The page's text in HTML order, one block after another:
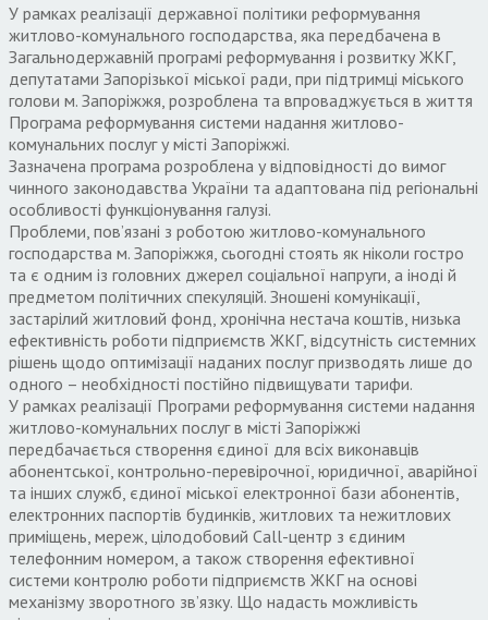
У рамках реалізації державної політики реформування
житлово-комунального господарства, яка передбачена в
Загальнодержавній програмі реформування і розвитку ЖКГ,
депутатами Запорізької міської ради, при підтримці міського
голови м. Запоріжжя, розроблена та впроваджується в життя
Програма реформування системи надання житлово-
комунальних послуг у місті Запоріжжі.
Зазначена програма розроблена у відповідності до вимог
чинного законодавства України та адаптована під регіональні
особливості функціонування галузі.
Проблеми, пов’язані з роботою житлово-комунального
господарства м. Запоріжжя, сьогодні стоять як ніколи гостро
та є одним із головних джерел соціальної напруги, а іноді й
предметом політичних спекуляцій. Зношені комунікації,
застарілий житловий фонд, хронічна нестача коштів, низька
ефективність роботи підприємств ЖКГ, відсутність системних
рішень щодо оптимізації наданих послуг призводять лише до
одного – необхідності постійно підвищувати тарифи.
У рамках реалізації Програми реформування системи надання
житлово-комунальних послуг в місті Запоріжжі
передбачається створення єдиної для всіх виконавців
абонентської, контрольно-перевірочної, юридичної, аварійної
та інших служб, єдиної міської електронної бази абонентів,
електронних паспортів будинків, житлових та нежитлових
приміщень, мереж, цілодобовий Call-центр з єдиним
телефонним номером, а також створення ефективної
системи контролю роботи підприємств ЖКГ на основі
механізму зворотного зв’язку. Що надасть можливість